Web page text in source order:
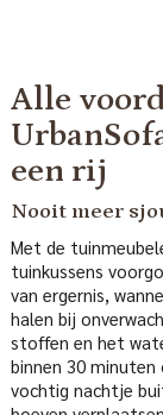
Alle
een rij
Nooit meer
Met de
tuinkussens
van ergernis,
halen bij
stoffen en het
binnen 30 minuten
vochtig nachtje